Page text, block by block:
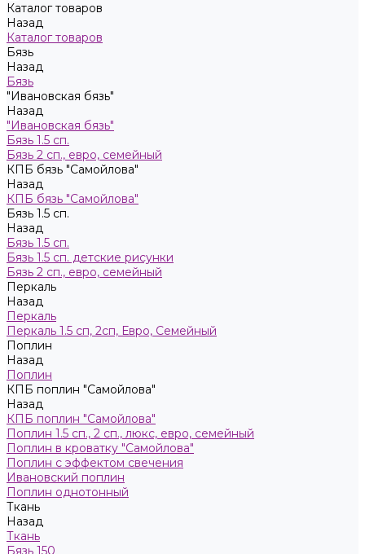
Каталог товаров
Назад
Каталог товаров
Бязь
Назад
Бязь
"Ивановская бязь"
Назад
"Ивановская бязь"
Бязь 1.5 сп.
Бязь 2 сп., евро, семейный
КПБ бязь "Самойлова"
Назад
КПБ бязь "Самойлова"
Бязь 1.5 сп.
Назад
Бязь 1.5 сп.
Бязь 1.5 сп. детские рисунки
Бязь 2 сп., евро, семейный
Пeркaль
Назад
Пeркaль
Перкаль 1.5 сп, 2сп, Евро, Семейный
Поплин
Назад
Поплин
КПБ поплин "Самойлова"
Назад
КПБ поплин "Самойлова"
Поплин 1.5 сп., 2 сп., люкс, евро, семейный
Поплин в кроватку "Самойлова"
Поплин с эффектом свечения
Ивановский поплин
Поплин однотонный
Ткань
Назад
Ткань
Бязь 150